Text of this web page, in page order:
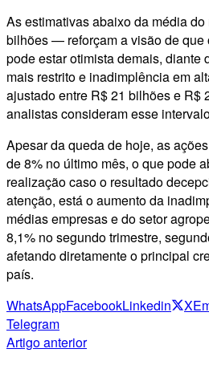
As estimativas abaixo da média
bilhões — reforçam a visão de que
pode estar otimista demais, diante
mais restrito e inadimplência em
ajustado entre R$ 21 bilhões e R$
analistas consideram esse
Apesar da queda de hoje, as
de 8% no último mês, o que pode
realização caso o resultado
atenção, está o aumento da
médias empresas e do setor
8,1% no segundo trimestre,
afetando diretamente o principal
país.
WhatsAppFacebookLinkedin X
Telegram
Artigo anterior